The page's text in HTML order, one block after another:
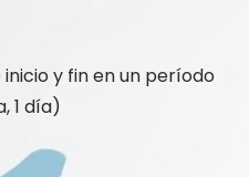
y fin en un período
1 día)